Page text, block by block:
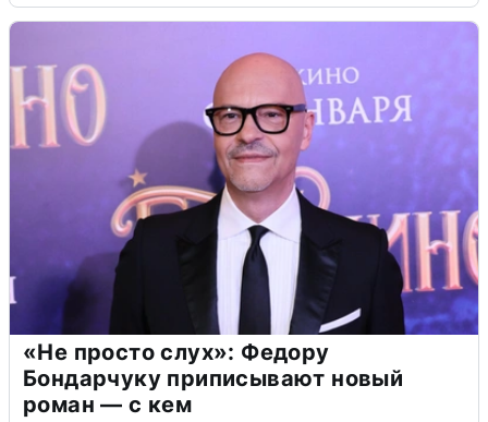
«Не просто слух»: Федору
Бондарчуку приписывают новый
роман — с кем